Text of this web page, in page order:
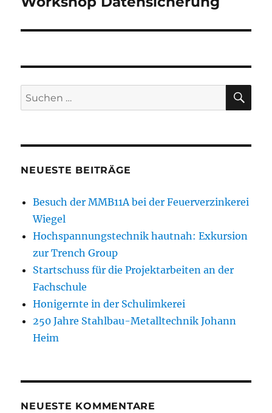
Suchen
nach:
NEUESTE BEITRÄGE
Besuch der MMB11A bei der Feuerverzinkerei
Wiegel
Hochspannungstechnik hautnah: Exkursion
zur Trench Group
Startschuss für die Projektarbeiten an der
Fachschule
Honigernte in der Schulimkerei
250 Jahre Stahlbau-Metalltechnik Johann
Heim
NEUESTE KOMMENTARE